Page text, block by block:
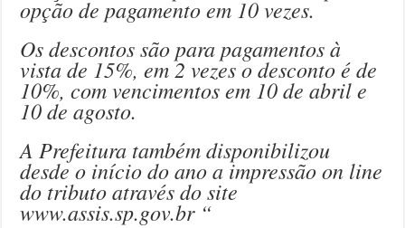
opção de pagamento em 10 vezes.
Os descontos são para pagamentos à
vista de 15%, em 2 vezes o desconto é de
10%, com vencimentos em 10 de abril e
10 de agosto.
A Prefeitura também disponibilizou
desde o início do ano a impressão on line
do tributo através do site
www.assis.sp.gov.br “